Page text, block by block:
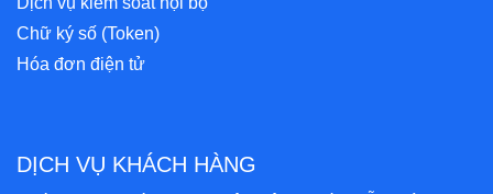
Chữ ký số (Token)
Hóa đơn điện tử
DỊCH VỤ KHÁCH HÀNG